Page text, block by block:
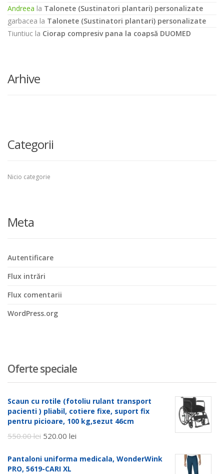
Andreea la Talonete (Sustinatori plantari) personalizate
garbacea la Talonete (Sustinatori plantari) personalizate
Tiuntiuc la Ciorap compresiv pana la coapsă DUOMED
Arhive
Categorii
Nicio categorie
Meta
Autentificare
Flux intrări
Flux comentarii
WordPress.org
Oferte speciale
Scaun cu rotile (fotoliu rulant transport
pacienti ) pliabil, cotiere fixe, suport fix
pentru picioare, 100 kg,sezut 46cm
550.00lei 520.00 lei
Pantaloni uniforma medicala, WonderWink
PRO, 5619-CARI XL